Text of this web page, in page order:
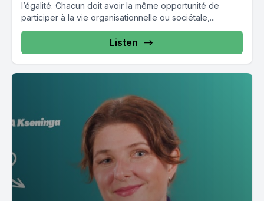
l’égalité. Chacun doit avoir la même opportunité de
participer à la vie organisationnelle ou sociétale,...
Listen